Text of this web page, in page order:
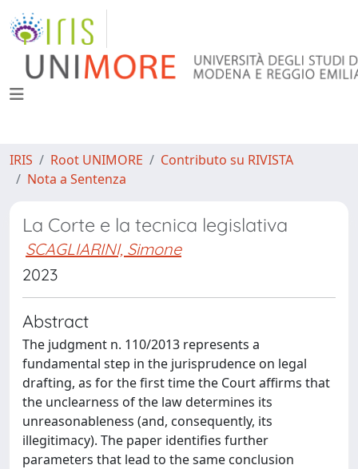
IRIS Root UNIMORE
Contributo su RIVISTA
Nota a Sentenza
La Corte e la tecnica legislativa
SCAGLIARINI, Simone
2023
Abstract
The judgment n. 110/2013 represents a
fundamental step in the jurisprudence on legal
drafting, as for the first time the Court affirms that
the unclearness of the law determines its
unreasonableness (and, consequently, its
illegitimacy). The paper identifies further
parameters that lead to the same conclusion